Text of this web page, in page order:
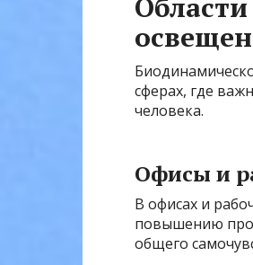
сферах, где
человека.
Офисы и
В офисах и
повышению
общего